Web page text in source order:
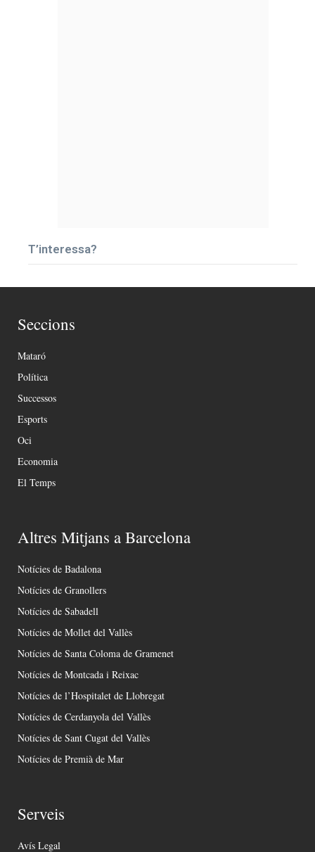
T’interessa?
Seccions
Mataró
Política
Successos
Esports
Oci
Economia
El Temps
Altres Mitjans a Barcelona
Notícies de Badalona
Notícies de Granollers
Notícies de Sabadell
Notícies de Mollet del Vallès
Notícies de Santa Coloma de Gramenet
Notícies de Montcada i Reixac
Notícies de l’Hospitalet de Llobregat
Notícies de Cerdanyola del Vallès
Notícies de Sant Cugat del Vallès
Notícies de Premià de Mar
Serveis
Avís Legal